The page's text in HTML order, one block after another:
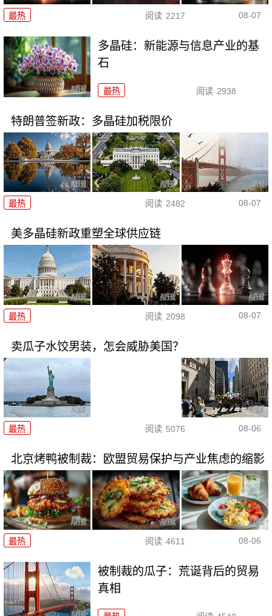
最热 阅读 2217 08-07
多晶硅：新能源与信息产业的基
石
最热 阅读 2938
特朗普签新政：多晶硅加税限价
最热 阅读 2482 08-07
美多晶硅新政重塑全球供应链
最热 阅读 2098 08-07
卖瓜子水饺男装，怎会威胁美国？
最热 阅读 5076 08-06
北京烤鸭被制裁：欧盟贸易保护与产业焦虑的缩影
最热 阅读 4611 08-06
被制裁的瓜子：荒诞背后的贸易
真相